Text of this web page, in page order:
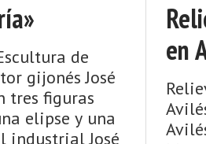
de
gijonés José
tres figuras
elipse y una
industrial José
en